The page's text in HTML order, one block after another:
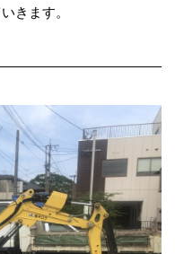
きます。